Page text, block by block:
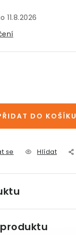
11.8.2026
DO KOŠÍKU
se Hlídat